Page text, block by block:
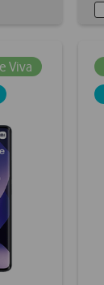
Viva